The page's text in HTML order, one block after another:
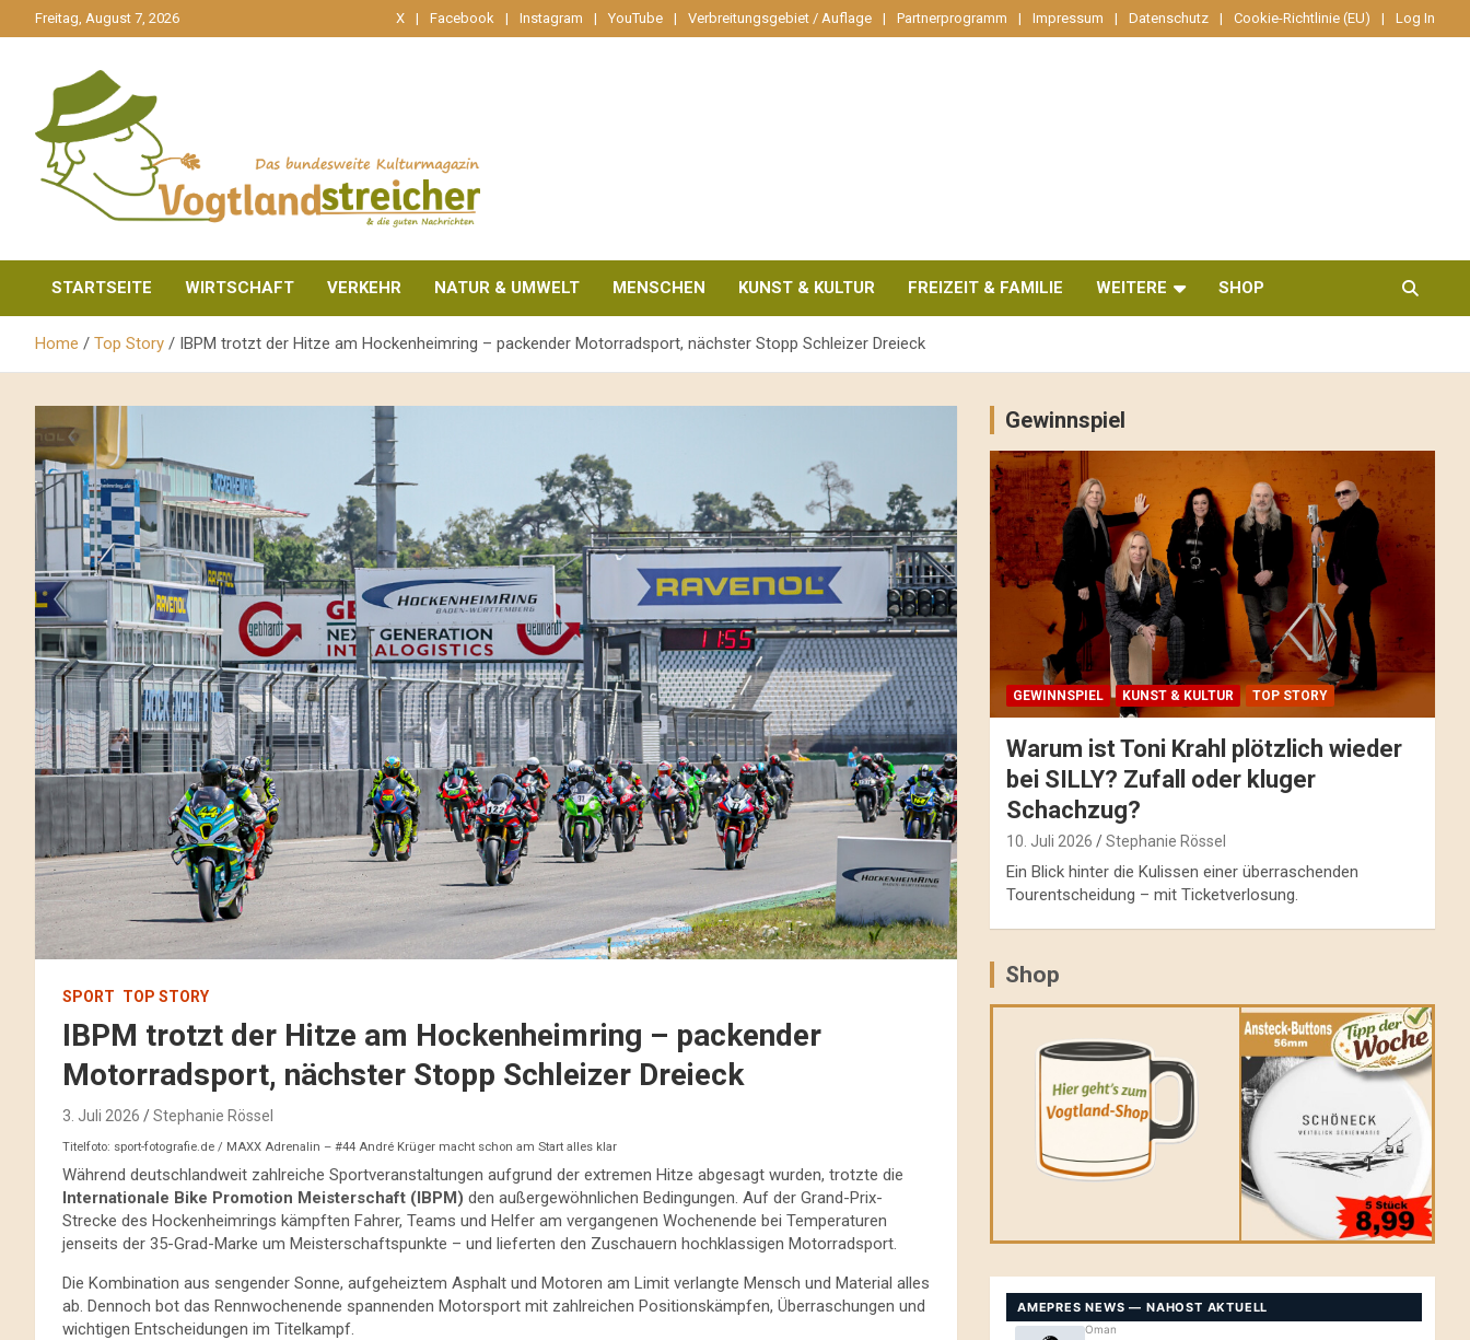
zum
Freitag, August 7, 2026 X Facebook Instagram YouTube Verbreitungsgebiet / Auflage Partnerprogramm Impressum Datenschutz Cookie-Richtlinie (EU) Log In
Vogtlandstreicher
STARTSEITE WIRTSCHAFT VERKEHR NATUR & UMWELT MENSCHEN KUNST & KULTUR FREIZEIT & FAMILIE WEITERE SHOP
Home Top Story IBPM trotzt der Hitze am Hockenheimring – packender Motorradsport, nächster Stopp Schleizer Dreieck
SPORT TOP STORY
IBPM trotzt der Hitze am Hockenheimring – packender
Motorradsport, nächster Stopp Schleizer Dreieck
3. Juli 2026 Stephanie Rössel
Titelfoto: sport-fotografie.de / MAXX Adrenalin – #44 André Krüger macht schon am Start alles klar
Während deutschlandweit zahlreiche Sportveranstaltungen aufgrund der extremen Hitze abgesagt wurden, trotzte die
Internationale Bike Promotion Meisterschaft (IBPM) den außergewöhnlichen Bedingungen. Auf der Grand-Prix-
Strecke des Hockenheimrings kämpften Fahrer, Teams und Helfer am vergangenen Wochenende bei Temperaturen
jenseits der 35-Grad-Marke um Meisterschaftspunkte – und lieferten den Zuschauern hochklassigen Motorradsport.
Die Kombination aus sengender Sonne, aufgeheiztem Asphalt und Motoren am Limit verlangte Mensch und Material alles
ab. Dennoch bot das Rennwochenende spannenden Motorsport mit zahlreichen Positionskämpfen, Überraschungen und
wichtigen Entscheidungen im Titelkampf.
Gewinnspiel
GEWINNSPIEL KUNST & KULTUR TOP STORY
Warum ist Toni Krahl plötzlich wieder
bei SILLY? Zufall oder kluger
Schachzug?
10. Juli 2026 Stephanie Rössel
Ein Blick hinter die Kulissen einer überraschenden
Tourentscheidung – mit Ticketverlosung.
Shop